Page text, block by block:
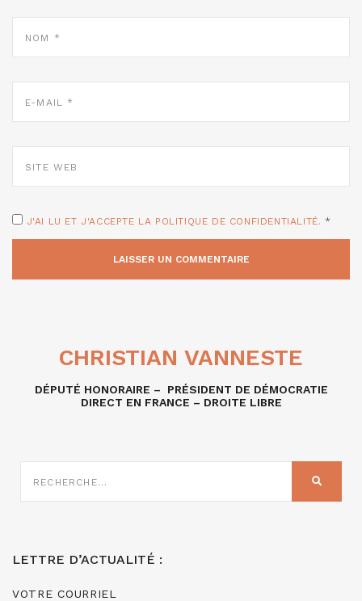
MAIL
WEB
J'AI LU ET J'ACCEPTE LA POLITIQUE DE CONFIDENTIALITÉ. *
CHRISTIAN VANNESTE
DÉPUTÉ HONORAIRE – PRÉSIDENT DE DÉMOCRATIE
DIRECT EN FRANCE – DROITE LIBRE
SUR
LETTRE D’ACTUALITÉ :
VOTRE COURRIEL